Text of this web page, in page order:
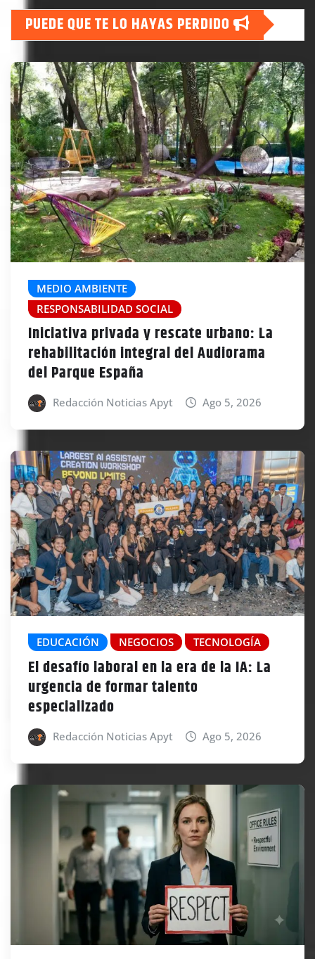
PUEDE QUE TE LO HAYAS PERDIDO
MEDIO AMBIENTE
RESPONSABILIDAD SOCIAL
Iniciativa privada y rescate urbano: La
rehabilitación integral del Audiorama
del Parque España
Redacción Noticias Apyt Ago 5, 2026
EDUCACIÓN NEGOCIOS TECNOLOGÍA
El desafío laboral en la era de la IA: La
urgencia de formar talento
especializado
Redacción Noticias Apyt Ago 5, 2026